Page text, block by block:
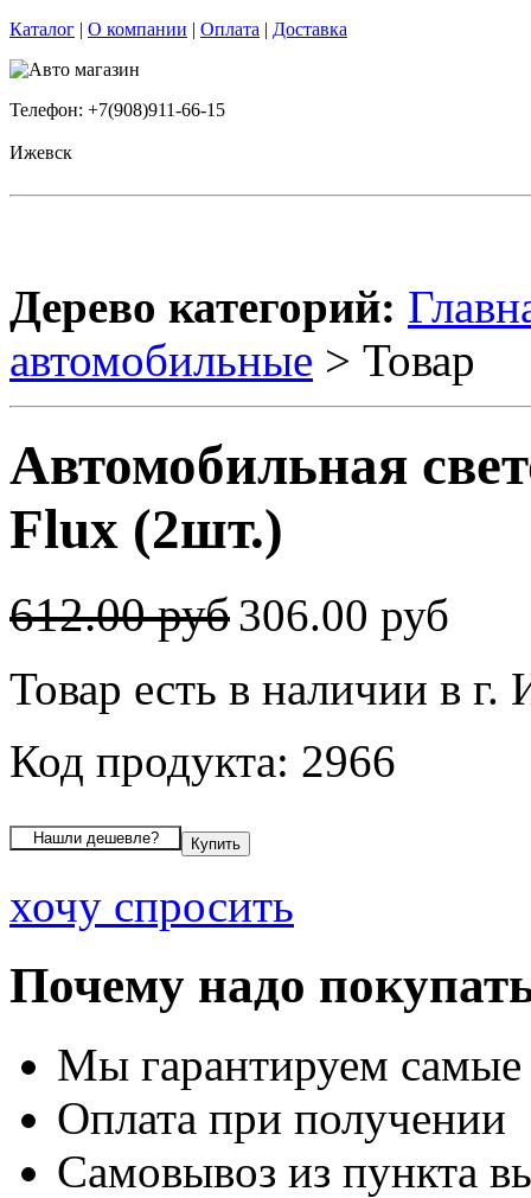
Каталог | О компании | Оплата | Доставка
Телефон: +7(908)911-66-15
Ижевск
Дерево категорий:
автомобильные > Товар
Автомобильная
Flux (2шт.)
612.00 руб306.00 руб
Товар есть в наличии в г.
Код продукта: 2966
хочу спросить
Почему надо
Мы гарантируем
Оплата при получении
Самовывоз из пункта